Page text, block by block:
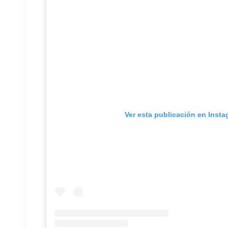
Ver esta publicación en